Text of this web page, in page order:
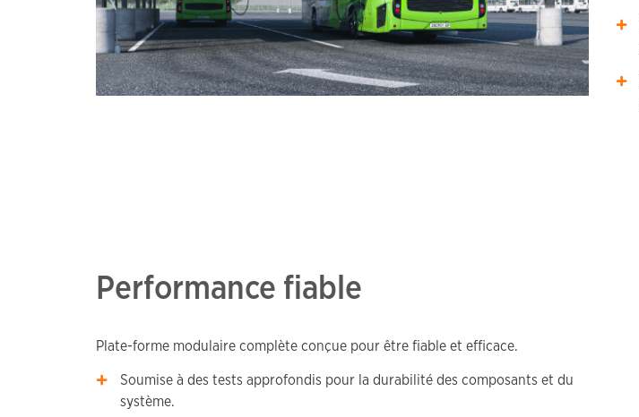
Performance fiable
Plate-forme modulaire complète conçue pour être fiable et efficace.
Soumise à des tests approfondis pour la durabilité des composants et du
système.